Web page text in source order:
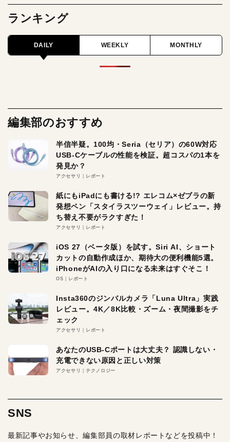
ランキング
DAILY WEEKLY MONTHLY
編集部のおすすめ
半信半疑。100均・Seria（セリア）の60W対応
USB-Cケーブルの性能を検証。超コスパの1本を
発見か？
アクセサリ レポート
紙にもiPadにも書ける!? エレコム×ゼブラの新
発想ペン「スタイラスツーウェイ」レビュー。持
ち替え不要がラクすぎた！
アクセサリ レポート
iOS 27（ベータ版）を試す。Siri AI、ショート
カットの自動作成ほか、期待大の便利機能5選。
iPhoneがAIの入り口になる未来はすぐそこ！
OS レポート
Insta360のジンバルカメラ「Luna Ultra」実践
レビュー。4K／8K比較・ズーム・夜間撮影をチ
ェック
アクセサリ レポート
あなたのUSB-Cポートは大丈夫？ 認識しない・
充電できない原因と正しい対策
アクセサリ テクノロジー
SNS
最新記事やお知らせ、編集部員の取材レポートなどを投稿中！